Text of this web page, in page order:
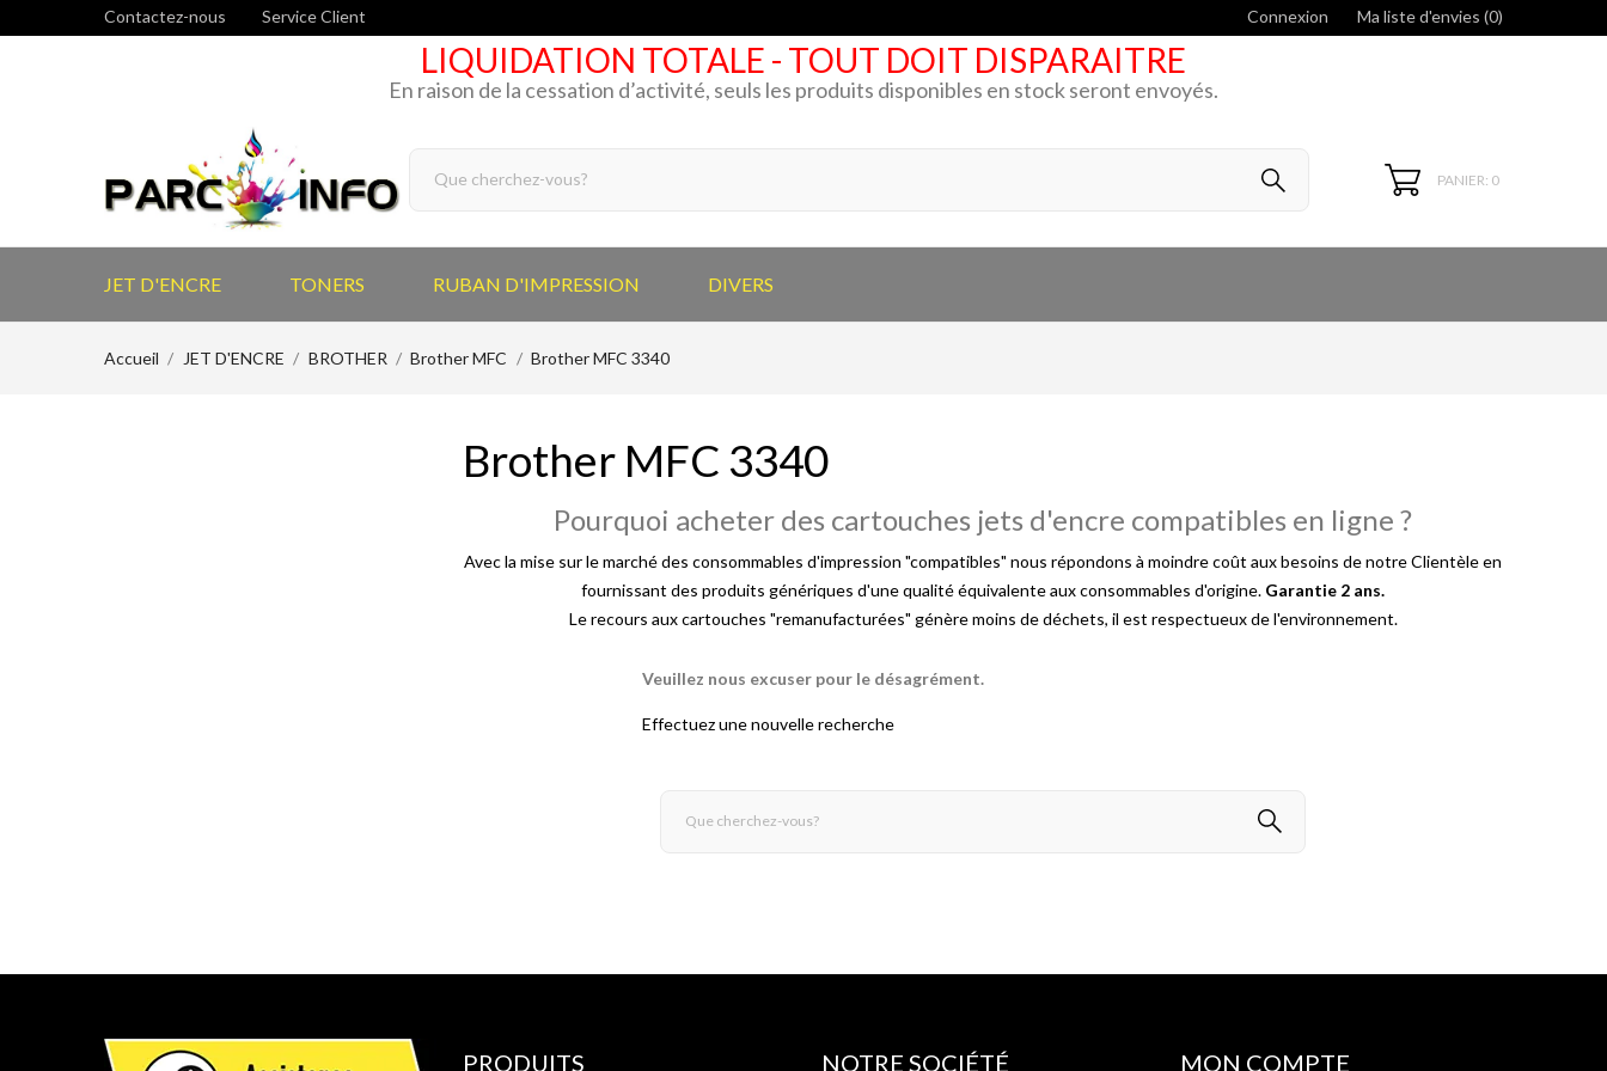
Contactez-nous Service Client Connexion Ma liste d'envies (0)
LIQUIDATION TOTALE - TOUT DOIT DISPARAITRE
En raison de la cessation d’activité, seuls les produits disponibles en stock seront envoyés.
PANIER: 0
JET D'ENCRE TONERS RUBAN D'IMPRESSION DIVERS
Accueil JET D'ENCRE BROTHER Brother MFC Brother MFC 3340
Brother MFC 3340
Pourquoi acheter des cartouches jets d'encre compatibles en ligne ?
Avec la mise sur le marché des consommables d'impression "compatibles" nous répondons à moindre coût aux besoins de notre Clientèle en
fournissant des produits génériques d'une qualité équivalente aux consommables d'origine. Garantie 2 ans.
Le recours aux cartouches "remanufacturées" génère moins de déchets, il est respectueux de l'environnement.
Veuillez nous excuser pour le désagrément.
Effectuez une nouvelle recherche
PRODUITS NOTRE SOCIÉTÉ MON COMPTE